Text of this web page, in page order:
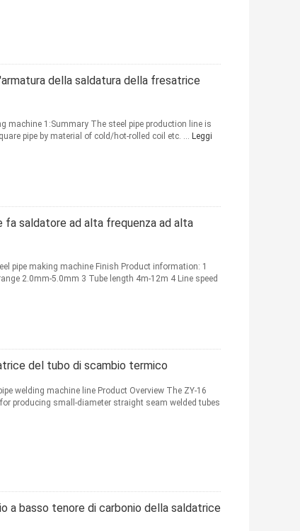
della saldatura della fresatrice
machine 1:Summary The steel pipe production line is
pipe by material of cold/hot-rolled coil etc. ... Leggi
fa saldatore ad alta frequenza ad alta
pipe making machine Finish Product information: 1
2.0mm-5.0mm 3 Tube length 4m-12m 4 Line speed
del tubo di scambio termico
welding machine line Product Overview The ZY-16
producing small-diameter straight seam welded tubes
a basso tenore di carbonio della saldatrice